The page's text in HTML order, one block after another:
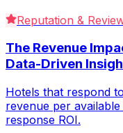
Reputation &
The Revenue
Data-Driven
Hotels that respond
revenue per
response ROI.